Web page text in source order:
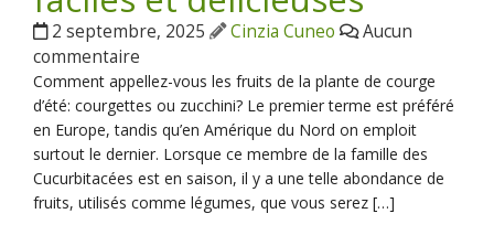
2 septembre, 2025 Cinzia Cuneo
Aucun
commentaire
Comment appellez-vous les fruits de la plante de courge
d’été: courgettes ou zucchini? Le premier terme est préféré
en Europe, tandis qu’en Amérique du Nord on emploit
surtout le dernier. Lorsque ce membre de la famille des
Cucurbitacées est en saison, il y a une telle abondance de
fruits, utilisés comme légumes, que vous serez […]